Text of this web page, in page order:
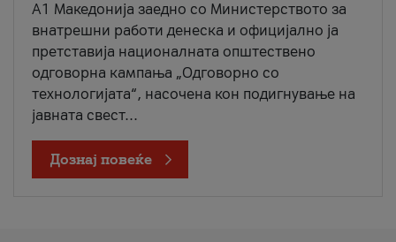
A1 Македонија заедно со Министерството за
внатрешни работи денеска и официјално ја
претставија националната општествено
одговорна кампања „Одговорно со
технологијата“, насочена кон подигнување на
јавната свест...
Дознај повеќе